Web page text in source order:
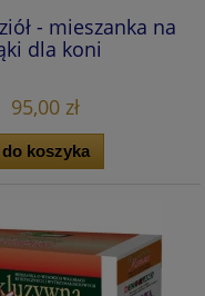
- mieszanka na
dla koni
95,00 zł
do koszyka